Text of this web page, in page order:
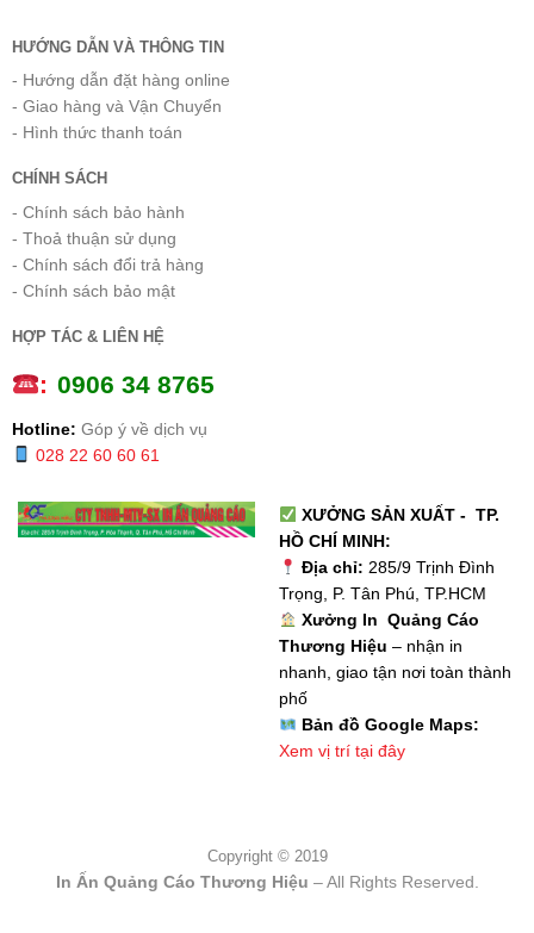
HƯỚNG DẪN VÀ THÔNG TIN
- Hướng dẫn đặt hàng online
- Giao hàng và Vận Chuyển
- Hình thức thanh toán
CHÍNH SÁCH
- Chính sách bảo hành
- Thoả thuận sử dụng
- Chính sách đổi trả hàng
- Chính sách bảo mật
HỢP TÁC & LIÊN HỆ
: 0906 34 8765
Hotline: Góp ý về dịch vụ
028 22 60 60 61
XƯỞNG SẢN XUẤT - TP.
HỒ CHÍ MINH:
Địa chỉ: 285/9 Trịnh Đình
Trọng, P. Tân Phú, TP.HCM
Xưởng In Quảng Cáo
Thương Hiệu – nhận in
nhanh, giao tận nơi toàn thành
phố
Bản đồ Google Maps:
Xem vị trí tại đây
Copyright © 2019
In Ấn Quảng Cáo Thương Hiệu – All Rights Reserved.